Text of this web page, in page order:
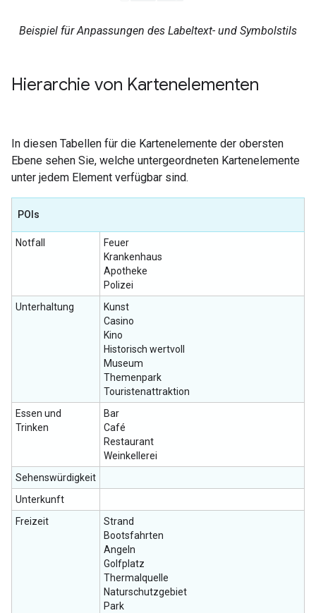
Beispiel für Anpassungen des Labeltext- und Symbolstils
Hierarchie von Kartenelementen
In diesen Tabellen für die Kartenelemente der obersten
Ebene sehen Sie, welche untergeordneten Kartenelemente
unter jedem Element verfügbar sind.
POIs
Notfall
Feuer
Krankenhaus
Apotheke
Polizei
Unterhaltung
Kunst
Casino
Kino
Historisch wertvoll
Museum
Themenpark
Touristenattraktion
Essen und
Trinken
Bar
Café
Restaurant
Weinkellerei
Sehenswürdigkeit
Unterkunft
Freizeit
Strand
Bootsfahrten
Angeln
Golfplatz
Thermalquelle
Naturschutzgebiet
Park